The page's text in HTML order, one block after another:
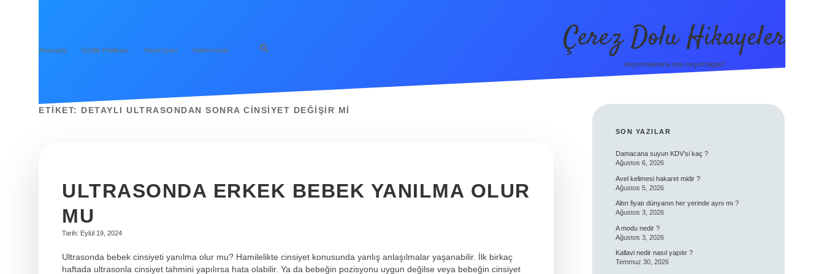
Anasayfa Gizlilik Politikası Yasal Uyarı Hakkımızda Çerez Dolu Hikayeler
Atıştırmalıklarla dolu neşeli bilgiler!
ETIKET: DETAYLI ULTRASONDAN SONRA CINSIYET DEĞIŞIR MI
ULTRASONDA ERKEK BEBEK YANILMA OLUR
MU
Tarih: Eylül 19, 2024
Ultrasonda bebek cinsiyeti yanılma olur mu? Hamilelikte cinsiyet konusunda yanlış anlaşılmalar yaşanabilir. İlk birkaç
haftada ultrasonla cinsiyet tahmini yapılırsa hata olabilir. Ya da bebeğin pozisyonu uygun değilse veya bebeğin cinsiyet
SIDEBAR
SON YAZILAR
Damacana suyun KDV’si kaç ?
Ağustos 6, 2026
Avel kelimesi hakaret midir ?
Ağustos 5, 2026
Altın fiyatı dünyanın her yerinde aynı mı ?
Ağustos 3, 2026
A modu nedir ?
Ağustos 3, 2026
Kallavi nedir nasıl yapılır ?
Temmuz 30, 2026